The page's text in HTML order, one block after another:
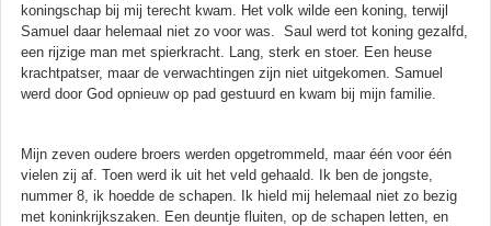
koningschap bij mij terecht kwam. Het volk wilde een koning, terwijl
Samuel daar helemaal niet zo voor was. Saul werd tot koning gezalfd,
een rijzige man met spierkracht. Lang, sterk en stoer. Een heuse
krachtpatser, maar de verwachtingen zijn niet uitgekomen. Samuel
werd door God opnieuw op pad gestuurd en kwam bij mijn familie.
Mijn zeven oudere broers werden opgetrommeld, maar één voor één
vielen zij af. Toen werd ik uit het veld gehaald. Ik ben de jongste,
nummer 8, ik hoedde de schapen. Ik hield mij helemaal niet zo bezig
met koninkrijkszaken. Een deuntje fluiten, op de schapen letten, en